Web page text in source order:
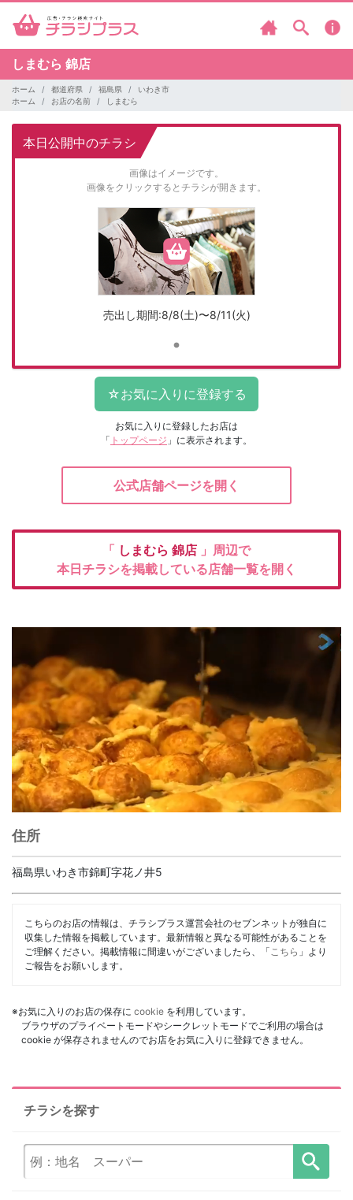
しまむら 錦店
ホーム 都道府県 福島県
いわき市
ホーム
お店の名前 しまむら
本日公開中のチラシ
画像はイメージです。
画像をクリックするとチラシが開きます。
売出し期間:8/8(土)〜8/11(火)
お気に入りに登録したお店は
「 トップページ 」に表示されます。
公式店舗ページを開く
「 しまむら 錦店 」周辺で
本日チラシを掲載している店舗一覧を開く
住所
福島県いわき市錦町字花ノ井5
こちらのお店の情報は、チラシプラス運営会社のセブンネットが独自に
収集した情報を掲載しています。最新情報と異なる可能性があることを
ご理解ください。掲載情報に間違いがございましたら、「 こちら 」より
ご報告をお願いします。
※お気に入りのお店の保存に cookie を利用しています。
ブラウザのプライベートモードやシークレットモードでご利用の場合は
cookie が保存されませんのでお店をお気に入りに登録できません。
チラシを探す